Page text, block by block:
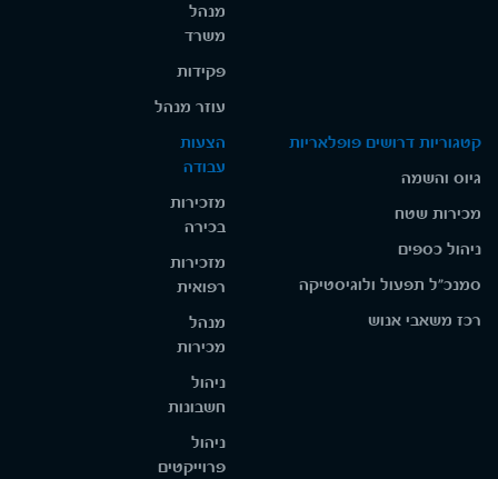
מנהל
משרד
פקידות
עוזר מנהל
קטגוריות דרושים פופלאריות
גיוס והשמה
מכירות שטח
ניהול כספים
סמנכ"ל תפעול ולוגיסטיקה
רכז משאבי אנוש
הצעות
עבודה
מזכירות
בכירה
מזכירות
רפואית
מנהל
מכירות
ניהול
חשבונות
ניהול
פרוייקטים